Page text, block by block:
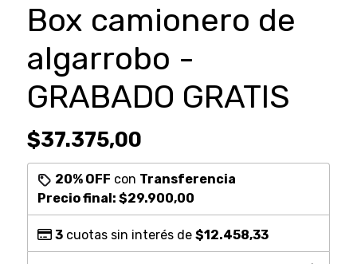
Box camionero de
algarrobo -
GRABADO GRATIS
$37.375,00
20% OFF con Transferencia
Precio final: $29.900,00
3cuotas sin interés de $12.458,33